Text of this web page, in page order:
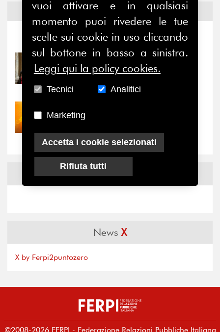
Notizie ed Eventi
Notizie -Eventi
31/07/2026
Prima della pausa estiva,
il valore di...
30/07/2026
Nove anni dopo la
“grande cecità”: la...
NewsFacebook
NewsX
X by Ferpi2puntozero
©2008-2026 FERPI - Federazione Relazioni Pubbliche Italiana
vuoi attivare e in qualsiasi
momento puoi rivedere le tue
scelte sui cookie in uso cliccando
sul bottone in basso a sinistra.
Leggi qui la policy cookies.
Tecnici Analitici
Marketing
Accetta i cookie selezionati
Rifiuta tutti